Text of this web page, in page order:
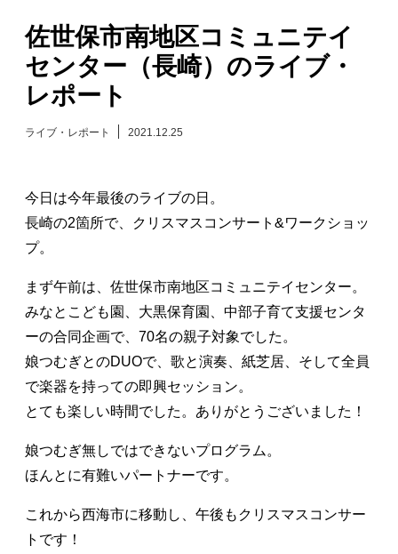
ギャラリー
日々のレポート
プロフィール
お問い合わせ
佐世保市南地区コミュニテイ
センター（長崎）のライブ・
レポート
ライブ・レポート 2021.12.25
今日は今年最後のライブの日。
長崎の2箇所で、クリスマスコンサート&ワークショッ
プ。
まず午前は、佐世保市南地区コミュニテイセンター。
みなとこども園、大黒保育園、中部子育て支援センタ
ーの合同企画で、70名の親子対象でした。
娘つむぎとのDUOで、歌と演奏、紙芝居、そして全員
で楽器を持っての即興セッション。
とても楽しい時間でした。ありがとうございました！
娘つむぎ無しではできないプログラム。
ほんとに有難いパートナーです。
これから西海市に移動し、午後もクリスマスコンサー
トです！